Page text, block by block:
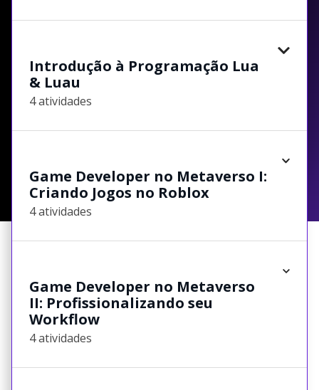
Introdução à Programação Lua
& Luau
4 atividades
Game Developer no Metaverso I:
Criando Jogos no Roblox
4 atividades
Game Developer no Metaverso
II: Profissionalizando seu
Workflow
4 atividades